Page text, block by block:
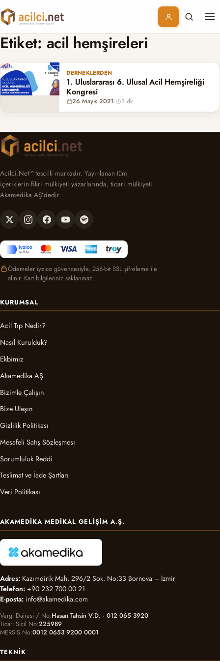
Branşlar
Konular
Etiket: acil hemşireleri
DERNEKLERDEN
1. Uluslararası 6. Ulusal Acil Hemşireliği
Kongresi
26 Mayıs 2021· 3 dk
Acilci.Net™ tescilli markadır. Yayınlanan tüm
içeriklerin fikri mülkiyeti yazarlarında, ticari mülkiyeti
Akamedika AŞ’dedir.
Ödemeler iyzico güvencesiyle, 256-bit SSL şifreleme ile
alınır. Kart bilgileriniz saklanmaz.
KURUMSAL
Acil Tıp Nedir?
Nasıl Kurulduk?
Ekbimiz
Akamedika AŞ
Bizimle Çalışın
Bize Ulaşın
Gizlilik Politikası
Mesafeli Satış Sözleşmesi
Sorumluluk Reddi
Teslimat ve İade Şartları
Veri Politikası
AKAMEDIKA MEDIKAL GELIŞIM A.Ş.
Adres: Kazımdirik Mah. 296/2 Sok. No:33 Bornova – İzmir
Telefon: +90 232 700 00 21
E-posta: info@akamedika.com
Vergi Dairesi / No Hasan Tahsin V.D. · 012 065 3920
Ticari Sicil No 225989
MERSİS No 0012 0653 9200 0001
TEKNIK